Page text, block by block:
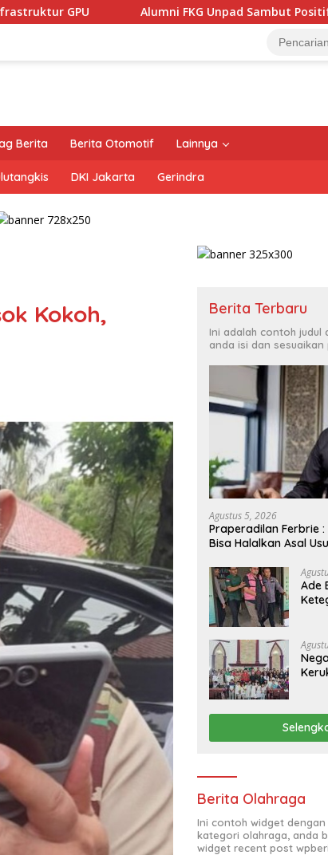
FKG Unpad Sambut Positif Family Gathering, Buka
Berita Berita Otomotif Lainnya
DKI Jakarta Gerindra
Kokoh,
Berita Terbaru
Ini adalah contoh judul
anda isi dan
Agustus 5, 2026
Praperadilan Ferbrie
Bisa Halalkan Asal
Ade
Berita Olahraga
Ini contoh widget
kategori olahraga, anda
widget recent post